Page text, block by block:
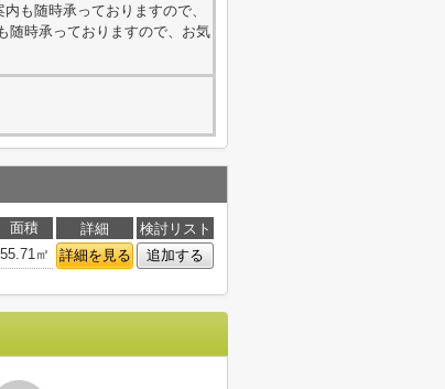
も随時承っておりますので、
時承っておりますので、お気
面積 詳細
検討リスト
55.71㎡ 詳細を見る 追加する